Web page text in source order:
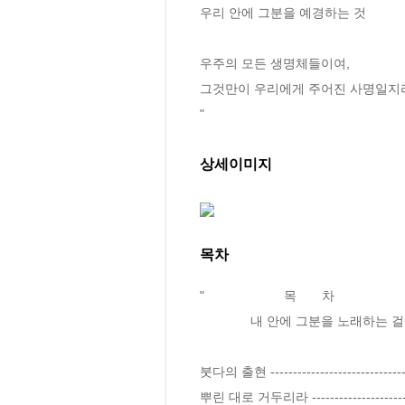
우리 안에 그분을 예경하는 것
우주의 모든 생명체들이여,
그것만이 우리에게 주어진 사명일지
"
상세이미지
목차
"                      목       차
붓다의 출현
뿌린 대로 거두리라